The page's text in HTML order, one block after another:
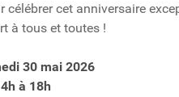
célébrer cet anniversaire
à tous et toutes !
30 mai 2026
à 18h